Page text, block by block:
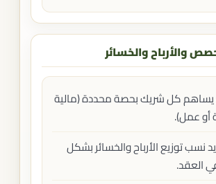
كل شريك بحصة محددة (مالية
أو عمل).
نسب توزيع الأرباح والخسائر بشكل
العقد.